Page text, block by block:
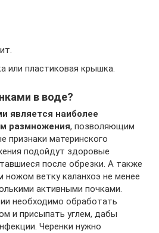
или пластиковая крышка.
в воде?
является наиболее
размножения, позволяющим
признаки материнского
подойдут здоровые
после обрезки. А также
ветку каланхоэ не менее
активными почками.
необходимо обработать
и присыпать углем, дабы
Черенки нужно